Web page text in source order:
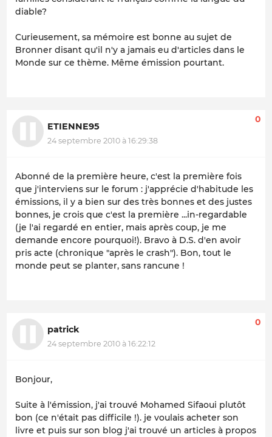
diable?
Curieusement, sa mémoire est bonne au sujet de
Bronner disant qu'il n'y a jamais eu d'articles dans le
Monde sur ce thème. Même émission pourtant.
ETIENNE95
24 septembre 2010 à 16:29:38
0
Abonné de la première heure, c'est la première fois
que j'interviens sur le forum : j'apprécie d'habitude les
émissions, il y a bien sur des très bonnes et des justes
bonnes, je crois que c'est la première ...in-regardable
(je l'ai regardé en entier, mais après coup, je me
demande encore pourquoi!). Bravo à D.S. d'en avoir
pris acte (chronique "après le crash"). Bon, tout le
monde peut se planter, sans rancune !
patrick
24 septembre 2010 à 16:22:12
0
Bonjour,
Suite à l'émission, j'ai trouvé Mohamed Sifaoui plutôt
bon (ce n'était pas difficile !). je voulais acheter son
livre et puis sur son blog j'ai trouvé un articles à propos